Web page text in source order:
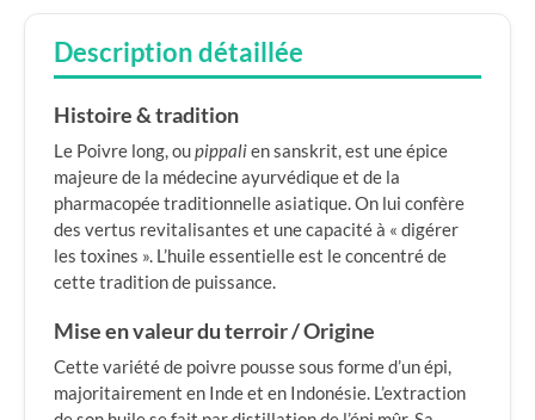
Description détaillée
Histoire & tradition
Le Poivre long, oupippalien sanskrit, est une épice
majeure de la médecine ayurvédique et de la
pharmacopée traditionnelle asiatique. On lui confère
des vertus revitalisantes et une capacité à « digérer
les toxines ». L’huile essentielle est le concentré de
cette tradition de puissance.
Mise en valeur du terroir / Origine
Cette variété de poivre pousse sous forme d’un épi,
majoritairement en Inde et en Indonésie. L’extraction